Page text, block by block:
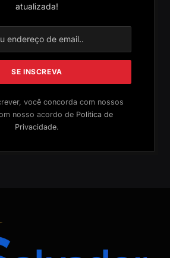
atualizada!
você concorda com nossos
nosso acordo de Política de
Privacidade.